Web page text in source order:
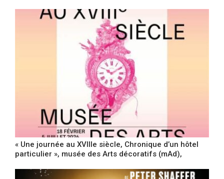
« Une journée au XVIIIe siècle, Chronique d’un hôtel
particulier », musée des Arts décoratifs (mAd),